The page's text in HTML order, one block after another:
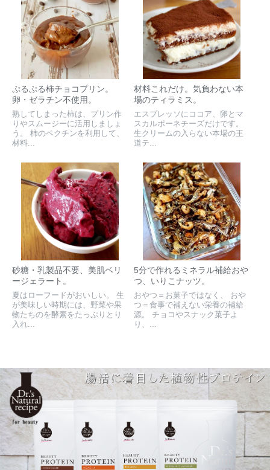
ぷるぷる柿チョコプリン。
卵・ゼラチン不使用。
熟してしまった柿は、プリン作
りやスムージーに活用しましょ
う。 柿のペクチンを利用して、
材料...
材料これだけ。気負わない本
場のティラミス。
エスプレッソにココア、卵とマ
スカルポーネチーズだけです。
生クリームの入らない本場の王
道テ...
砂糖・乳製品不要、美肌ベリ
ージェラート。
夏はローフードがおいしい。 生
が美味しい時期には、野菜や果
物たちのを酵素をたっぷりとり
入れ...
5分で作れるミネラル補給おや
つ、いりこナッツ。
おやつ＝お菓子ではなく、 おや
つ＝食事で補えない栄養の補給
源。 チョコやスナック菓子よ
り、...